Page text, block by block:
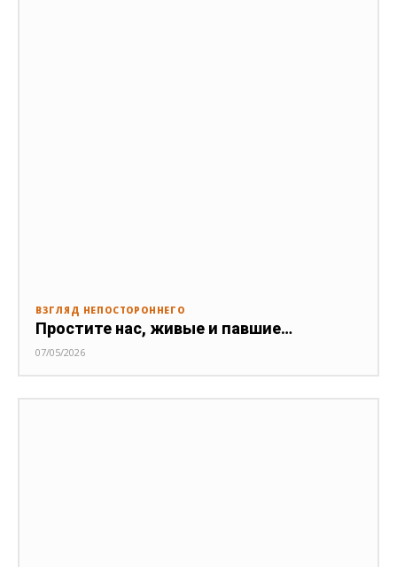
ВЗГЛЯД НЕПОСТОРОННЕГО
Простите нас, живые и павшие…
07/05/2026